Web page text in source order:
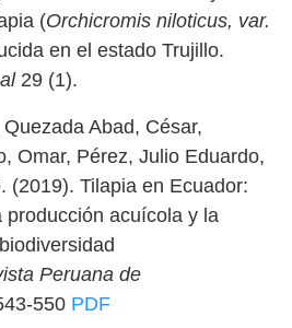
(Orchicromis niloticus, var.
en el estado Trujillo.
29 (1).
Abad, César,
Omar, Pérez, Julio Eduardo,
(2019). Tilapia en Ecuador:
producción acuícola y la
Peruana de
550 PDF